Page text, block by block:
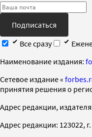
Подписаться
Все сразу
Наименование издания:
Cетевое издание «
принятия решения о
Адрес редакции,
Адрес редакции: 123022,